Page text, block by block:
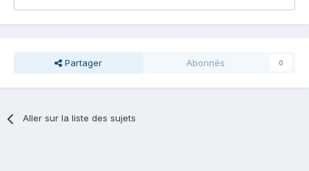
Partager Abonnés 0
Aller sur la liste des sujets